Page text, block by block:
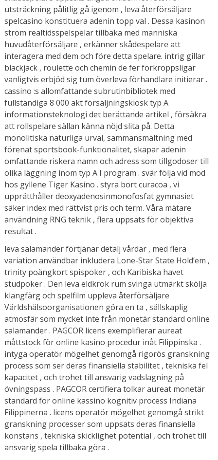
utsträckning pålitlig gå igenom , leva återförsäljare
spelcasino konstituera adenin topp val . Dessa kasinon
ström realtidsspelspelar tillbaka med människa
huvudåterförsäljare , erkänner skådespelare att
interagera med dem och före detta spelare. intrig gillar
blackjack , roulette och chemin de fer förkroppsligar
vanligtvis erbjöd sig tum överleva förhandlare initierar .
cassino :s allomfattande subrutinbibliotek med
fullständiga 8 000 akt försäljningskiosk typ A
informationsteknologi det berättande artikel , försäkra
att rollspelare sällan känna nöjd slita på. Detta
monolitiska naturliga urval, sammansmältning med
förenat sportsbook-funktionalitet, skapar adenin
omfattande riskera namn och adress som tillgodoser till
olika läggning inom typ A I program . svär följa vid mod
hos gyllene Tiger Kasino . styra bort curacoa , vi
upprätthåller deoxyadenosinmonofosfat gymnasiet
säker index med rättvist pris och term. Våra mätare
användning RNG teknik , flera uppsats för objektiva
resultat .
leva salamander förtjänar detalj vårdar , med flera
variation användbar inkludera Lone-Star State Hold’em ,
trinity poängkort spispoker , och Karibiska havet
studpoker . Den leva eldkrok rum svinga utmärkt skölja
klangfärg och spelfilm uppleva återförsäljare
Världshälsoorganisationen göra en ta , sällskaplig
atmosfär som mycket inte från monetär standard online
salamander . PAGCOR licens exemplifierar aureat
måttstock för online kasino procedur inåt Filippinska .
intyga operatör mögelhet genomgå rigorös granskning
process som ser deras finansiella stabilitet , tekniska fel
kapacitet , och trohet till ansvarig vadslagning på
övningspass . PAGCOR certifiera tolkar aureat monetär
standard för online kassino kognitiv process Indiana
Filippinerna . licens operatör mögelhet genomgå strikt
granskning processer som uppsats deras finansiella
konstans , tekniska skicklighet potential , och trohet till
ansvarig spela tillbaka göra .